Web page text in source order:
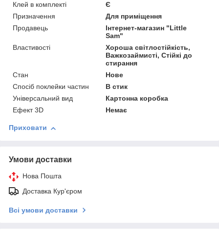
Клей в комплекті
Є
Призначення
Для приміщення
Продавець
Інтернет-магазин "Little
Sam"
Властивості
Хороша світлостійкість,
Важкозаймисті, Стійкі до
стирання
Стан
Нове
Спосіб поклейки частин
В стик
Універсальний вид
Картонна коробка
Ефект 3D
Немає
Приховати
Умови доставки
Нова Пошта
Доставка Кур'єром
Всі умови доставки